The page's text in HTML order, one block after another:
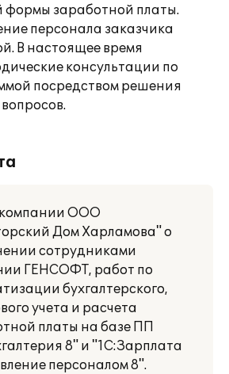
формы заработной платы.
персонала заказчика
В настоящее время
консультации по
посредством решения
ООО
Дом Харламова" о
сотрудниками
ГЕНСОФТ, работ по
бухгалтерского,
учета и расчета
платы на базе ПП
8" и "1С:Зарплата
персоналом 8".